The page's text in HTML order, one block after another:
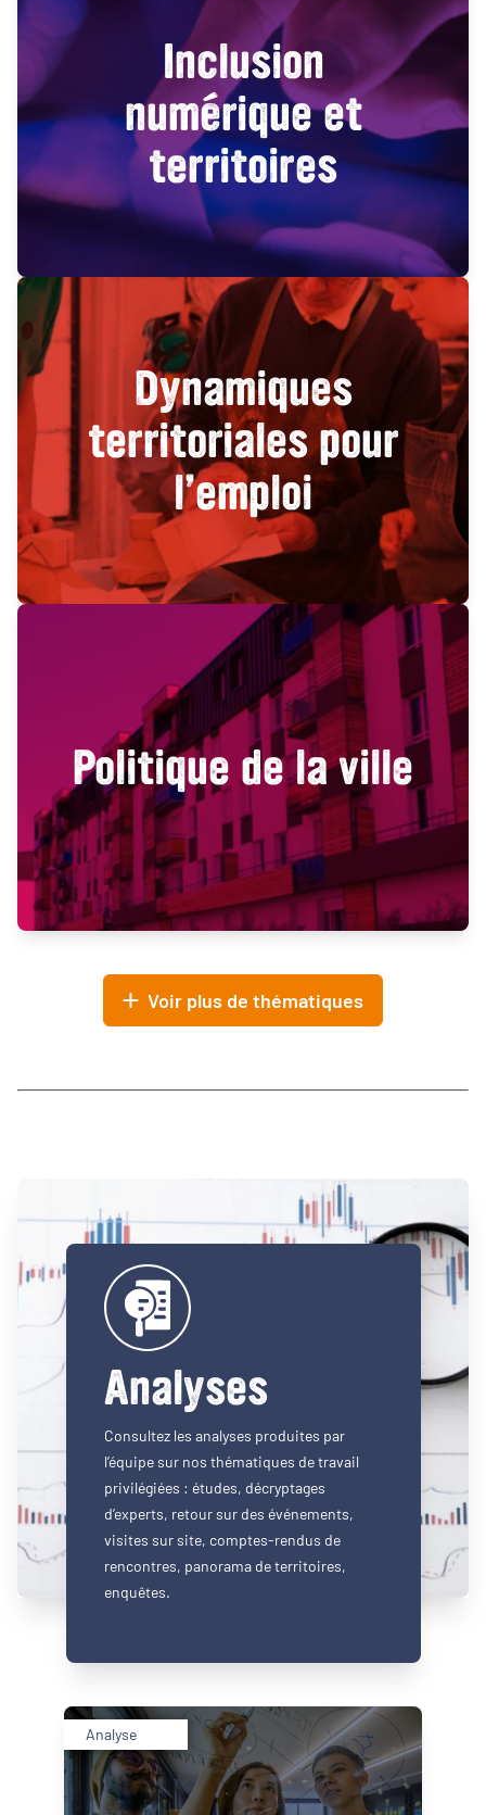
Inclusion
numérique et
territoires
Dynamiques
territoriales pour
l’emploi
Politique de la ville
Voir plus de thématiques
Analyses
Consultez les analyses produites par
l’équipe sur nos thématiques de travail
privilégiées : études, décryptages
d’experts, retour sur des événements,
visites sur site, comptes-rendus de
rencontres, panorama de territoires,
enquêtes.
Analyse